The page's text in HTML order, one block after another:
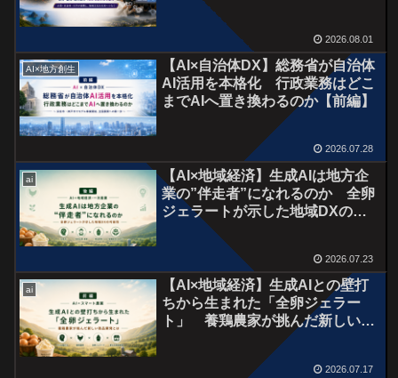
2026.08.01
AI×地方創生
【AI×自治体DX】総務省が自治体
AI活用を本格化 行政業務はどこ
までAIへ置き換わるのか【前編】
2026.07.28
ai
【AI×地域経済】生成AIは地方企
業の”伴走者”になれるのか 全卵
ジェラートが示した地域DXの可
能性【後編】
2026.07.23
ai
【AI×地域経済】生成AIとの壁打
ちから生まれた「全卵ジェラー
ト」 養鶏農家が挑んだ新しい商
品開発とは【前編】
2026.07.17